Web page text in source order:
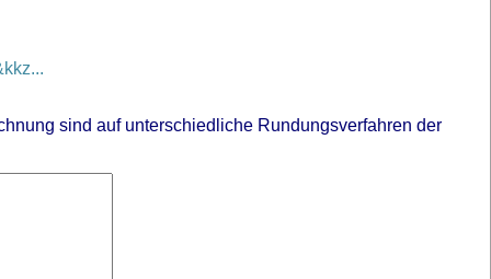
sind auf unterschiedliche Rundungsverfahren der